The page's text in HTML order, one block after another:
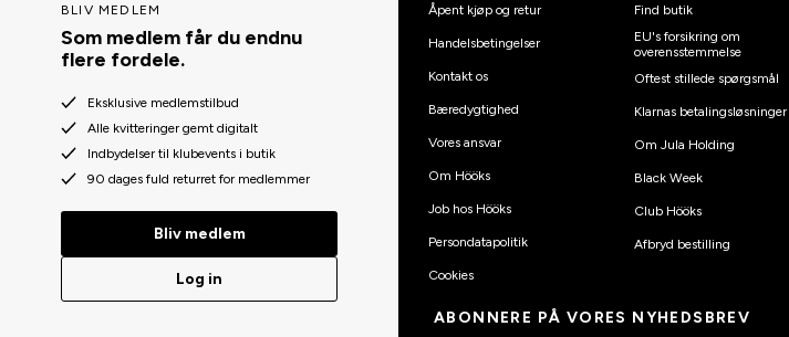
BLIV MEDLEM
Som medlem får du endnu
flere fordele.
Eksklusive medlemstilbud
Alle kvitteringer gemt digitalt
Indbydelser til klubevents i butik
90 dages fuld returret for medlemmer
Bliv medlem
Log in
Åpent kjøp og retur
Handelsbetingelser
Kontakt os
Bæredygtighed
Vores ansvar
Om Hööks
Job hos Hööks
Persondatapolitik
Cookies
Find butik
EU's forsikring om
overensstemmelse
Oftest stillede spørgsmål
Klarnas betalingsløsninger
Om Jula Holding
Black Week
Club Hööks
Afbryd bestilling
ABONNERE PÅ VORES NYHEDSBREV